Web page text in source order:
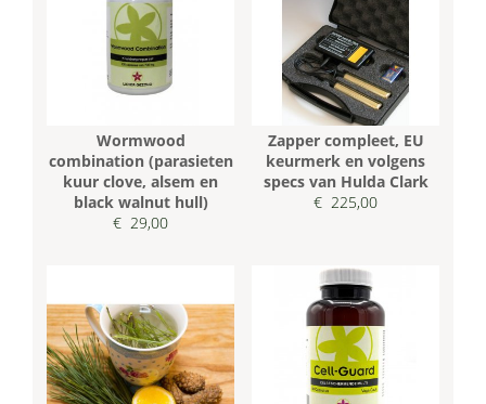
Wormwood
combination (parasieten
kuur clove, alsem en
black walnut hull)
€ 29,00
Zapper compleet, EU
keurmerk en volgens
specs van Hulda Clark
€ 225,00